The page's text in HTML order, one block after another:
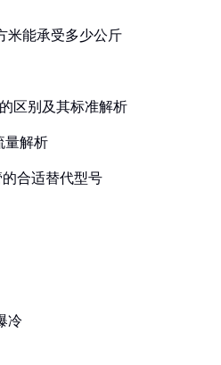
米能承受多少公斤
区别及其标准解析
量解析
的合适替代型号
冷